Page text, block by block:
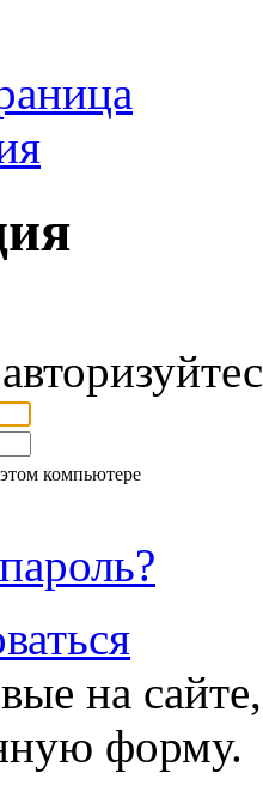
компьютере
на
форму.